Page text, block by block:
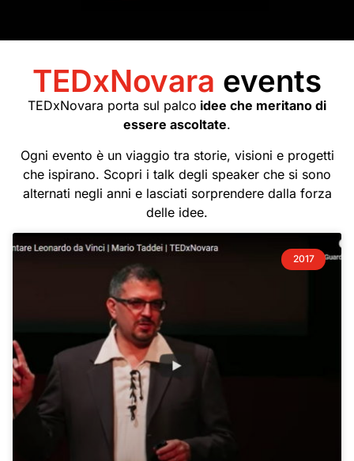
TEDxNovara 2025
Pronti per un viaggio nel
tempo?
TEDxNovara events
TEDxNovara porta sul palco idee che meritano di
essere ascoltate.
Ogni evento è un viaggio tra storie, visioni e progetti
che ispirano. Scopri i talk degli speaker che si sono
alternati negli anni e lasciati sorprendere dalla forza
delle idee.
2017